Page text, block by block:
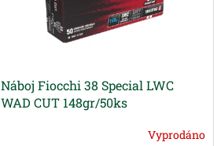
kNáboj Fiocchi 38 Special LWC
WAD CUT 148gr/50ks
Vyprodáno